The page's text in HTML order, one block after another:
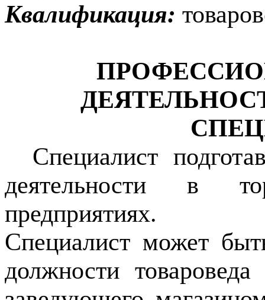
Квалификация:
Специалист
деятельности в
предприятиях.
Специалист может
должности товароведа